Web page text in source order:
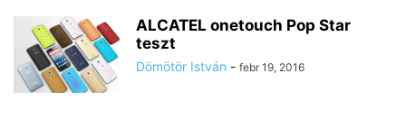
ALCATEL onetouch Pop Star
teszt
Dömötör István - febr 19, 2016